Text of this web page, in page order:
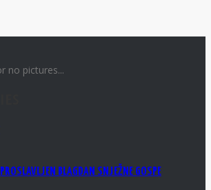
no pictures...
BLAGDAN SNJEŽNE GOSPE